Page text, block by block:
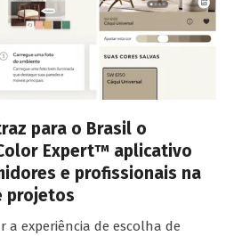
para o Brasil o
Expert™ aplicativo
e profissionais na
projetos
a experiência de escolha de